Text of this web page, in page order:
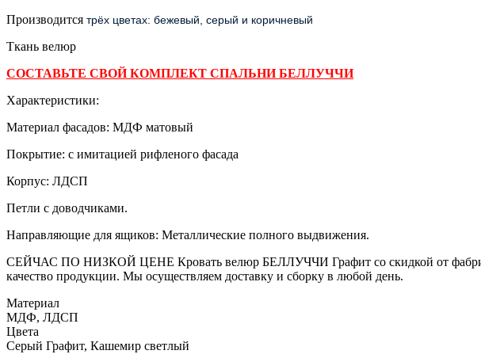
Производится трёх цветах: бежевый, серый и коричневый
Ткань велюр
СОСТАВЬТЕ СВОЙ КОМПЛЕКТ СПАЛЬНИ БЕЛЛУЧЧИ
Характеристики:
Материал фасадов: МДФ матовый
Покрытие: с имитацией рифленого фасада
Корпус: ЛДСП
Петли с доводчиками.
Направляющие для ящиков: Металлические полного выдвижения.
СЕЙЧАС ПО НИЗКОЙ ЦЕНЕ Кровать велюр БЕЛЛУЧЧИ Графит со скидкой от
качество продукции. Мы осуществляем доставку и сборку в любой день.
Материал
МДФ, ЛДСП
Цвета
Серый Графит, Кашемир светлый